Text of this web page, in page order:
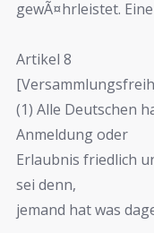
gewÃ¤hrleistet.
Artikel 8
(1) Alle Deutschen
Anmeldung oder
Erlaubnis friedlich
sei denn,
jemand hat was